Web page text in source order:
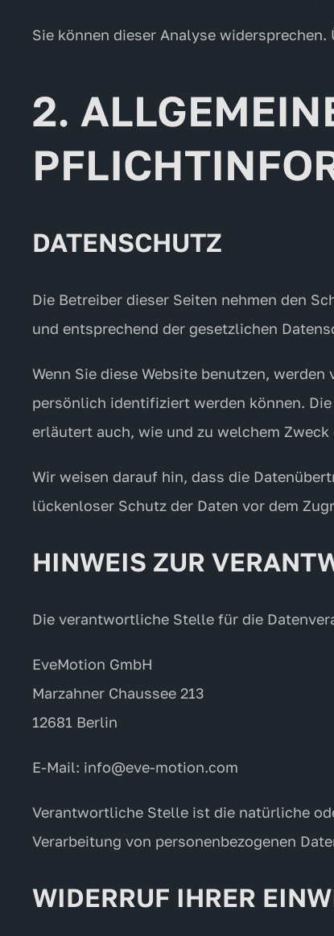
Sie können dieser Analyse
2.
DATENSCHUTZ
Die Betreiber dieser Seiten nehmen den
und entsprechend der gesetzlichen
Wenn Sie diese Website benutzen,
persönlich identifiziert werden können.
erläutert auch, wie und zu welchem
Wir weisen darauf hin, dass die
lückenloser Schutz der Daten vor dem
HINWEIS ZUR
Die verantwortliche Stelle für die
EveMotion GmbH
Marzahner Chaussee 213
12681 Berlin
E-Mail: info@eve-motion.com
Verantwortliche Stelle ist die natürliche
Verarbeitung von personenbezogenen
WIDERRUF IHRER